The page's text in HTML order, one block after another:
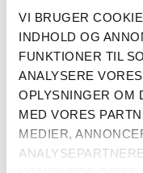
VI BRUGER
INDHOLD OG
FUNKTIONER TIL
ANALYSERE
OPLYSNINGER OM
MED VORES
MEDIER,
Posen indeholder 1kg
Køb 2 for 250kr
Mere information
BESKRIVELSE